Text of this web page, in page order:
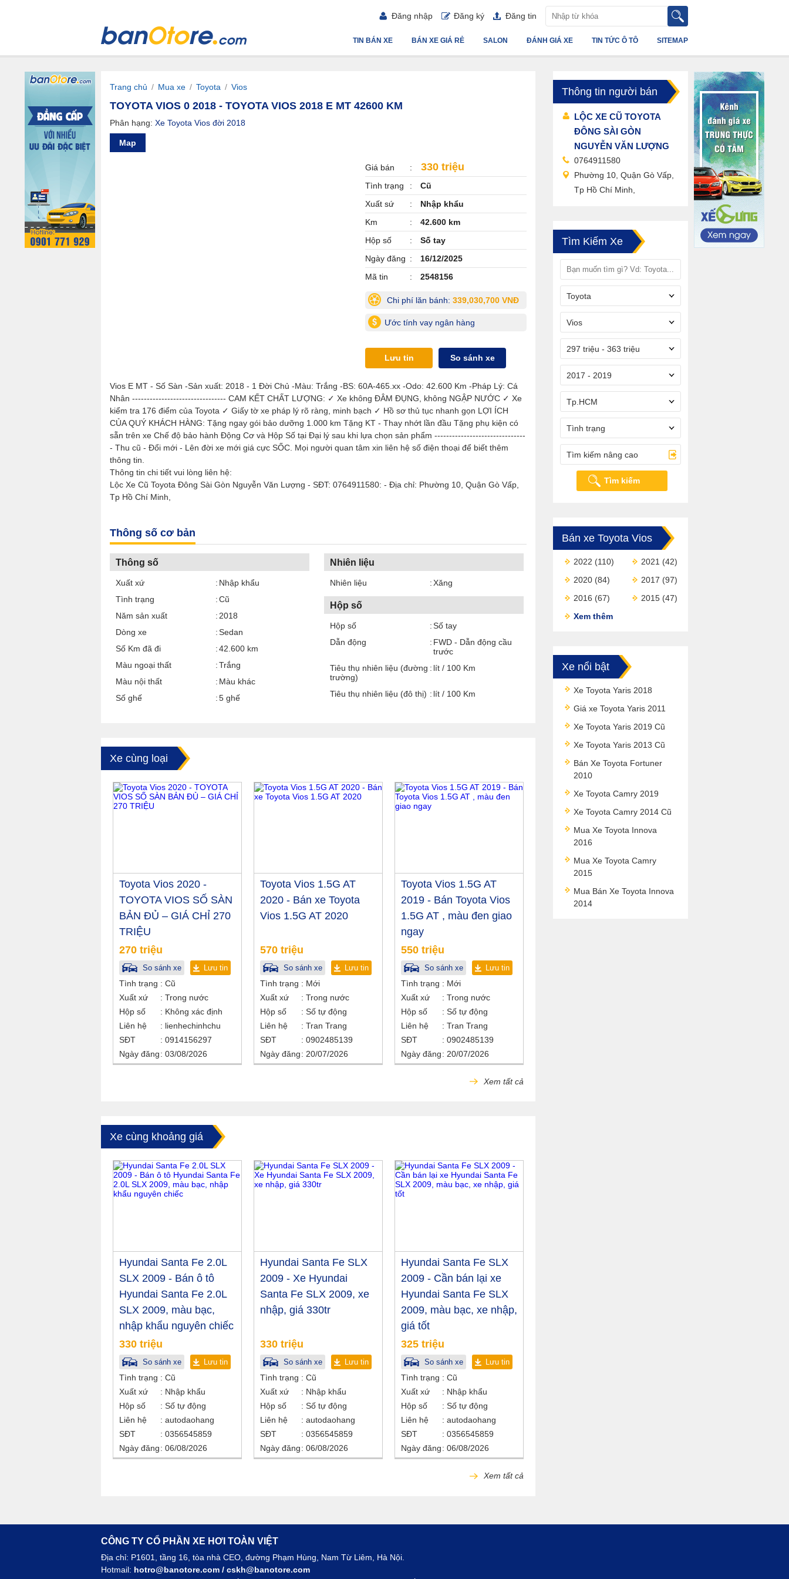
Đăng nhập Đăng ký Đăng tin
SITEMAP
TIN TỨC Ô TÔ
ĐÁNH GIÁ XE
SALON
BÁN XE GIÁ RẺ
TIN BÁN XE
Trang chủ / Mua xe / Toyota / Vios
TOYOTA VIOS 0 2018 - TOYOTA VIOS 2018 E MT 42600 KM
Phân hạng: Xe Toyota Vios đời 2018
Map
Giá bán 330 triệu
Tình trạng
Cũ
Xuất sứ
Nhập khẩu
Km
42.600 km
Hộp số
Số tay
Ngày đăng
16/12/2025
Mã tin
2548156
Chi phí lăn bánh: 339,030,700 VNĐ
Ước tính vay ngân hàng
Lưu tin So sánh xe
Vios E MT - Số Sàn -Sản xuất: 2018 - 1 Đời Chủ -Màu: Trắng -BS: 60A-465.xx -Odo: 42.600 Km -Pháp Lý: Cá
Nhân -------------------------------- CAM KẾT CHẤT LƯỢNG: ✓ Xe không ĐÂM ĐỤNG, không NGẬP NƯỚC ✓ Xe
kiểm tra 176 điểm của Toyota ✓ Giấy tờ xe pháp lý rõ ràng, minh bạch ✓ Hồ sơ thủ tục nhanh gọn LỢI ÍCH
CỦA QUÝ KHÁCH HÀNG: Tặng ngay gói bảo dưỡng 1.000 km Tặng KT - Thay nhớt lần đầu Tặng phụ kiện có
sẵn trên xe Chế độ bảo hành Động Cơ và Hộp Số tại Đại lý sau khi lựa chọn sản phẩm -------------------------------
- Thu cũ - Đổi mới - Lên đời xe mới giá cực SỐC. Mọi người quan tâm xin liên hệ số điện thoại để biết thêm
thông tin.
Thông tin chi tiết vui lòng liên hệ:
Lộc Xe Cũ Toyota Đông Sài Gòn Nguyễn Văn Lượng - SĐT: 0764911580: - Địa chỉ: Phường 10, Quận Gò Vấp,
Tp Hồ Chí Minh,
Thông số cơ bản
Thông số
Xuất xứ
Nhập khẩu
Tình trạng
Cũ
Năm sản xuất
2018
Dòng xe
Sedan
Số Km đã đi
42.600 km
Màu ngoại thất
Trắng
Màu nội thất
Màu khác
Số ghế
5 ghế
Nhiên liệu
Nhiên liệu Xăng
Hộp số
Hộp số
Số tay
Dẫn động
FWD - Dẫn động cầu
trước
Tiêu thụ nhiên liệu (đường
trường)
lít / 100 Km
Tiêu thụ nhiên liệu (đô thị) lít / 100 Km
Xe cùng loại
Toyota Vios 2020 -
TOYOTA VIOS SỐ SÀN
BẢN ĐỦ – GIÁ CHỈ 270
TRIỆU
270 triệu
So sánh xe Lưu tin
Tình trạng
Cũ
Xuất xứ
Trong nước
Hộp số
Không xác định
Liên hệ
lienhechinhchu
SĐT
0914156297
Ngày đăng
03/08/2026
Toyota Vios 1.5G AT
2020 - Bán xe Toyota
Vios 1.5G AT 2020
570 triệu
So sánh xe Lưu tin
Tình trạng
Mới
Xuất xứ
Trong nước
Hộp số
Số tự động
Liên hệ
Tran Trang
SĐT
0902485139
Ngày đăng
20/07/2026
Toyota Vios 1.5G AT
2019 - Bán Toyota Vios
1.5G AT , màu đen giao
ngay
550 triệu
So sánh xe Lưu tin
Tình trạng
Mới
Xuất xứ
Trong nước
Hộp số
Số tự động
Liên hệ
Tran Trang
SĐT
0902485139
Ngày đăng
20/07/2026
Xem tất cả
Xe cùng khoảng giá
Hyundai Santa Fe 2.0L
SLX 2009 - Bán ô tô
Hyundai Santa Fe 2.0L
SLX 2009, màu bạc,
nhập khẩu nguyên chiếc
330 triệu
So sánh xe Lưu tin
Tình trạng
Cũ
Xuất xứ
Nhập khẩu
Hộp số
Số tự động
Liên hệ
autodaohang
SĐT
0356545859
Ngày đăng
06/08/2026
Hyundai Santa Fe SLX
2009 - Xe Hyundai
Santa Fe SLX 2009, xe
nhập, giá 330tr
330 triệu
So sánh xe Lưu tin
Tình trạng
Cũ
Xuất xứ
Nhập khẩu
Hộp số
Số tự động
Liên hệ
autodaohang
SĐT
0356545859
Ngày đăng
06/08/2026
Hyundai Santa Fe SLX
2009 - Cần bán lại xe
Hyundai Santa Fe SLX
2009, màu bạc, xe nhập,
giá tốt
325 triệu
So sánh xe Lưu tin
Tình trạng
Cũ
Xuất xứ
Nhập khẩu
Hộp số
Số tự động
Liên hệ
autodaohang
SĐT
0356545859
Ngày đăng
06/08/2026
Xem tất cả
Thông tin người bán
LỘC XE CŨ TOYOTA
ĐÔNG SÀI GÒN
NGUYỄN VĂN LƯỢNG
0764911580
Phường 10, Quận Gò Vấp,
Tp Hồ Chí Minh,
Tìm Kiếm Xe
Toyota
Vios
297 triệu - 363 triệu
2017 - 2019
Tp.HCM
Tình trạng
Tìm kiếm nâng cao
Tìm kiếm
Bán xe Toyota Vios
2022 (110) 2021 (42)
2020 (84) 2017 (97)
2016 (67) 2015 (47)
Xem thêm
Xe nổi bật
Xe Toyota Yaris 2018
Giá xe Toyota Yaris 2011
Xe Toyota Yaris 2019 Cũ
Xe Toyota Yaris 2013 Cũ
Bán Xe Toyota Fortuner
2010
Xe Toyota Camry 2019
Xe Toyota Camry 2014 Cũ
Mua Xe Toyota Innova
2016
Mua Xe Toyota Camry
2015
Mua Bán Xe Toyota Innova
2014
CÔNG TY CỔ PHẦN XE HƠI TOÀN VIỆT
Địa chỉ: P1601, tầng 16, tòa nhà CEO, đường Phạm Hùng, Nam Từ Liêm, Hà Nội.
Hotmail: hotro@banotore.com / cskh@banotore.com